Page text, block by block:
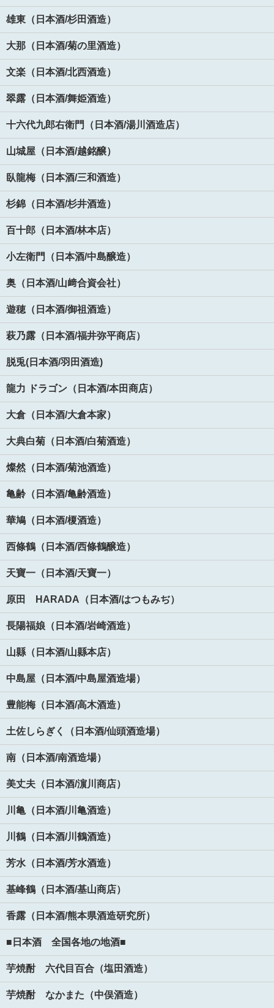
雄東（日本酒/杉田酒造）
大那（日本酒/菊の里酒造）
文楽（日本酒/北西酒造）
翠露（日本酒/舞姫酒造）
十六代九郎右衛門（日本酒/湯川酒造店）
山城屋（日本酒/越銘醸）
臥龍梅（日本酒/三和酒造）
杉錦（日本酒/杉井酒造）
百十郎（日本酒/林本店）
小左衛門（日本酒/中島醸造）
奥（日本酒/山﨑合資会社）
遊穂（日本酒/御祖酒造）
萩乃露（日本酒/福井弥平商店）
脱兎(日本酒/羽田酒造)
龍力 ドラゴン（日本酒/本田商店）
大倉（日本酒/大倉本家）
大典白菊（日本酒/白菊酒造）
燦然（日本酒/菊池酒造）
亀齢（日本酒/亀齢酒造）
華鳩（日本酒/榎酒造）
西條鶴（日本酒/西條鶴醸造）
天寶一（日本酒/天寶一）
原田 HARADA（日本酒/はつもみぢ）
長陽福娘（日本酒/岩崎酒造）
山縣（日本酒/山縣本店）
中島屋（日本酒/中島屋酒造場）
豊能梅（日本酒/高木酒造）
土佐しらぎく（日本酒/仙頭酒造場）
南（日本酒/南酒造場）
美丈夫（日本酒/濵川商店）
川亀（日本酒/川亀酒造）
川鶴（日本酒/川鶴酒造）
芳水（日本酒/芳水酒造）
基峰鶴（日本酒/基山商店）
香露（日本酒/熊本県酒造研究所）
■日本酒 全国各地の地酒■
芋焼酎 六代目百合（塩田酒造）
芋焼酎 なかまた（中俣酒造）